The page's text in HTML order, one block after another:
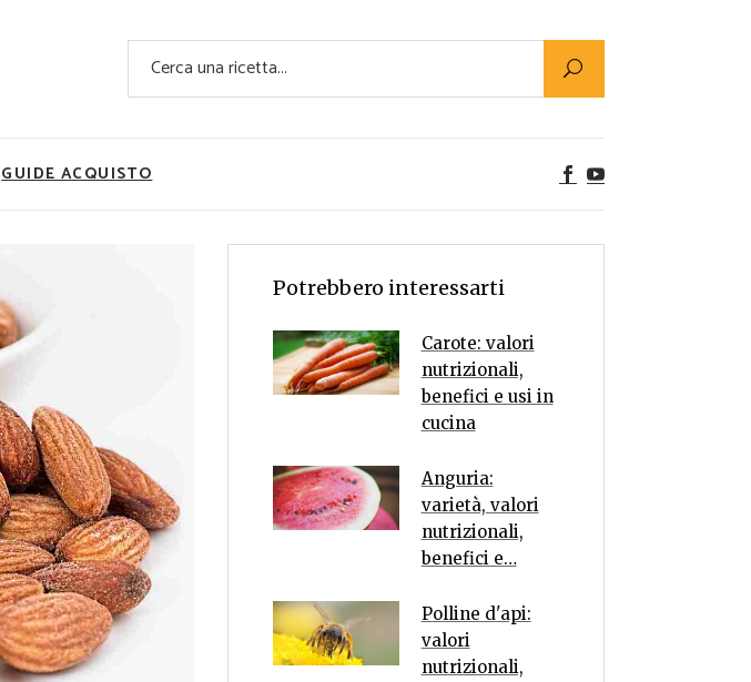
Cerca
GUIDE ACQUISTO
Ricette Facili e Veloci
Ricette Primi Piatti
Ricette Dolci
Ricette Carne
Ricette Secondi
Ricette per Ingrediente
Utility
Super Alimenti
Ricette Vegetariane
Rumors
Potrebbero interessarti
Carote: valori
nutrizionali,
benefici e usi in
cucina
Anguria:
varietà, valori
nutrizionali,
benefici e…
Polline d'api:
valori
nutrizionali,